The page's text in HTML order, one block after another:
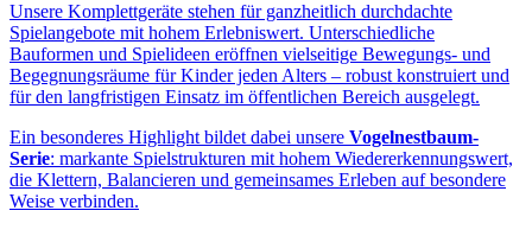
Unsere Komplettgeräte stehen für ganzheitlich durchdachte
Spielangebote mit hohem Erlebniswert. Unterschiedliche
Bauformen und Spielideen eröffnen vielseitige Bewegungs- und
Begegnungsräume für Kinder jeden Alters – robust konstruiert und
für den langfristigen Einsatz im öffentlichen Bereich ausgelegt.
Ein besonderes Highlight bildet dabei unsere Vogelnestbaum-
Serie: markante Spielstrukturen mit hohem Wiedererkennungswert,
die Klettern, Balancieren und gemeinsames Erleben auf besondere
Weise verbinden.